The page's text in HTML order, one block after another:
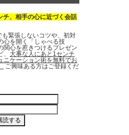
チ、相手の心に近づく会話
も緊張しないコツや、初対
心を開く「しゃべる技
関心を惹きつけるプレゼン
大事な人にあと1センチ
ニケーション術を無料でお
ご興味ある方はご登録くだ